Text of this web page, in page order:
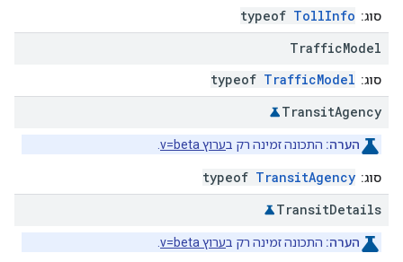
סוג: typeof TollInfo
TrafficModel
סוג: typeof TrafficModel
TransitAgency
הערה: התכונה זמינה רק בערוץ v=beta .
סוג: typeof TransitAgency
TransitDetails
הערה: התכונה זמינה רק בערוץ v=beta .